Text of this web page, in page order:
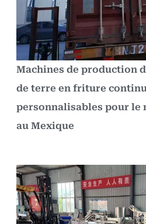
Machines de production
de terre en friture
personnalisables pour le
au Mexique